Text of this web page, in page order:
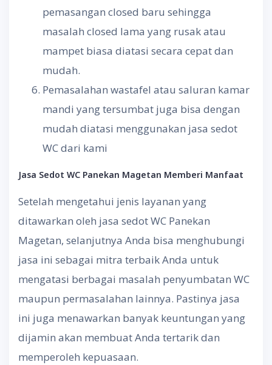
pemasangan closed baru sehingga
masalah closed lama yang rusak atau
mampet biasa diatasi secara cepat dan
mudah.
Pemasalahan wastafel atau saluran kamar
mandi yang tersumbat juga bisa dengan
mudah diatasi menggunakan jasa sedot
WC dari kami
Jasa Sedot WC Panekan Magetan Memberi Manfaat
Setelah mengetahui jenis layanan yang
ditawarkan oleh jasa sedot WC Panekan
Magetan, selanjutnya Anda bisa menghubungi
jasa ini sebagai mitra terbaik Anda untuk
mengatasi berbagai masalah penyumbatan WC
maupun permasalahan lainnya. Pastinya jasa
ini juga menawarkan banyak keuntungan yang
dijamin akan membuat Anda tertarik dan
memperoleh kepuasaan.